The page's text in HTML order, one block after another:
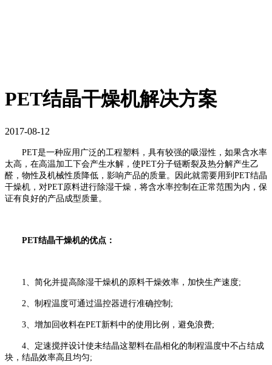
PET结晶干燥机解决方案
2017-08-12
PET是一种应用广泛的工程塑料，具有较强的吸湿性，如果含水率
太高，在高温加工下会产生水解，使PET分子链断裂及热分解产生乙
醛，物性及机械性质降低，影响产品的质量。因此就需要用到PET结晶
干燥机，对PET原料进行除湿干燥，将含水率控制在正常范围为内，保
证有良好的产品成型质量。
PET结晶干燥机的优点：
1、简化并提高除湿干燥机的原料干燥效率，加快生产速度;
2、制程温度可通过温控器进行准确控制;
3、增加回收料在PET新料中的使用比例，避免浪费;
4、定速搅拌设计使未结晶这塑料在晶相化的制程温度中不占结成
块，结晶效率高且均匀;